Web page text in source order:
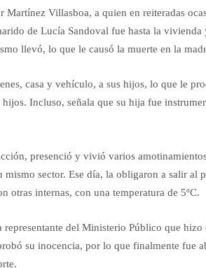
Martínez Villasboa, a quien en reiteradas
de Lucía Sandoval fue hasta la vivienda
llevó, lo que le causó la muerte en la
casa y vehículo, a sus hijos, lo que le
Incluso, señala que su hija fue
presenció y vivió varios
mismo sector. Ese día, la obligaron a salir al
otras internas, con una temperatura de 5ºC.
del Ministerio Público que
su inocencia, por lo que finalmente fue